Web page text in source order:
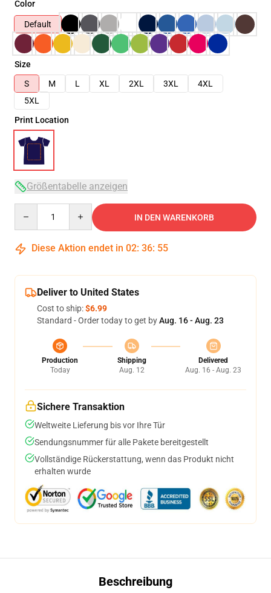
Color
Default
Size
S
M L XL 2XL 3XL
4XL
5XL
Print Location
Größentabelle anzeigen
IN DEN WARENKORB
Diese Aktion endet in 02: 36: 54
Deliver to United States
Cost to ship:$6.99
Standard - Order today to get byAug. 16 - Aug. 23
Production
Today
Shipping
Aug. 12
Delivered
Aug. 16 - Aug. 23
Sichere Transaktion
Weltweite Lieferung bis vor Ihre Tür
Sendungsnummer für alle Pakete bereitgestellt
Vollständige Rückerstattung, wenn das Produkt nicht
erhalten wurde
Beschreibung